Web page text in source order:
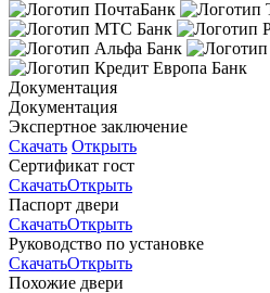
Документация
Документация
Экспертное заключение
Скачать Открыть
Сертификат гост
СкачатьОткрыть
Паспорт двери
СкачатьОткрыть
Руководство по установке
СкачатьОткрыть
Похожие двери